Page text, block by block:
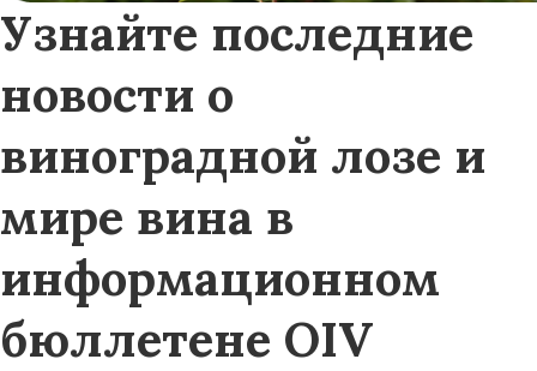
Узнайте последние
новости о
виноградной лозе и
мире вина в
информационном
бюллетене OIV